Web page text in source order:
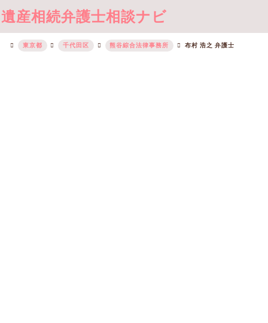
遺産相続弁護士相談ナビ
東京都 千代田区 熊谷綜合法律事務所 布村 浩之 弁護士